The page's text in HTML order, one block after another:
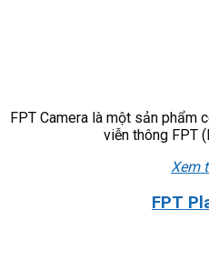
FPT Camera là một sản phẩm
viễn thông FPT
Xem
FPT